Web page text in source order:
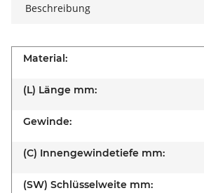
Beschreibung
Material:
(L) Länge mm:
Gewinde:
(C) Innengewindetiefe mm:
(SW) Schlüsselweite mm: